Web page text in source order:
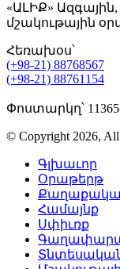
«ԱԼԻՔ»
մշակութային
Հեռախօս՝
(+98-21) 88768567
(+98-21) 88761154
Փոստարկղ՝
© Copyright 2026,
Գլխաւոր
Օրաթերթ
Համայնք
Սփիւռք